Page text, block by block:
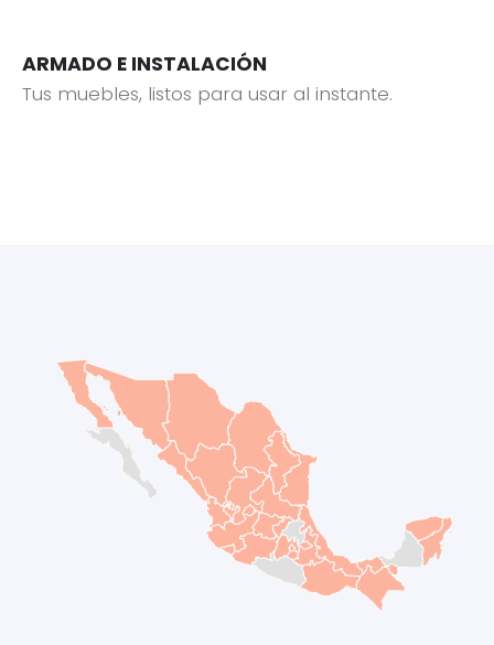
ARMADO E INSTALACIÓN
Tus muebles, listos para usar al instante.